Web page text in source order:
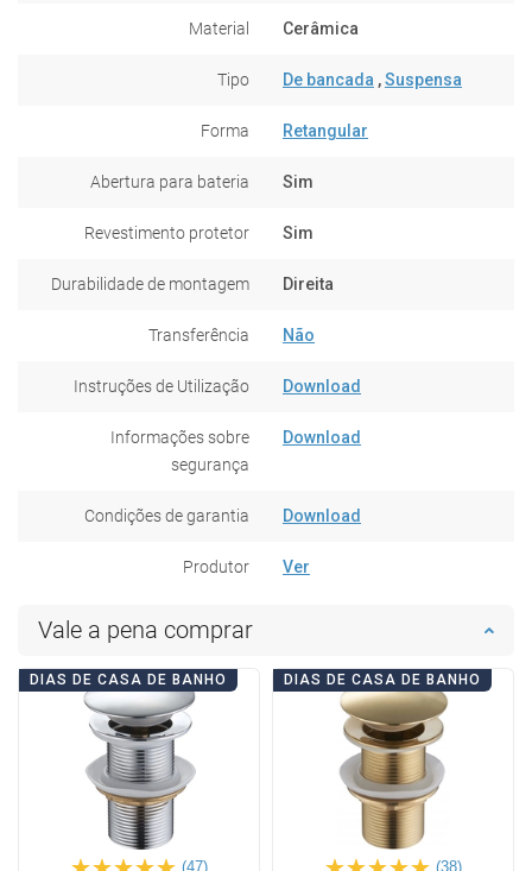
Material Cerâmica
Tipo De bancada ,Suspensa
Forma Retangular
Abertura para bateria Sim
Revestimento protetor Sim
Durabilidade de montagem Direita
Transferência Não
Instruções de Utilização Download
Informações sobre
segurança
Download
Condições de garantia Download
Produtor Ver
Vale a pena comprar
DIAS DE CASA DE BANHO
(47)
DIAS DE CASA DE BANHO
(38)